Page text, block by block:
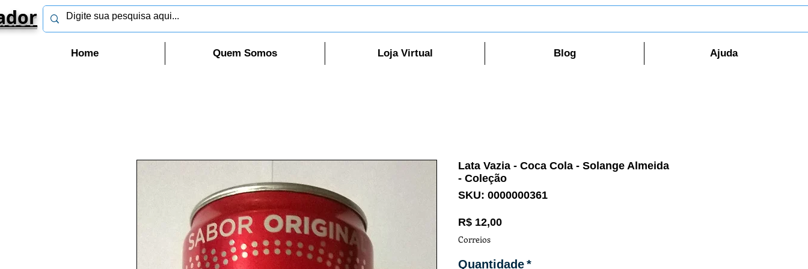
Home Quem Somos Loja Virtual Blog Ajuda
Lata Vazia - Coca Cola - Solange Almeida
- Coleção
SKU: 0000000361
R$ 12,00Preço
Correios
Quantidade*